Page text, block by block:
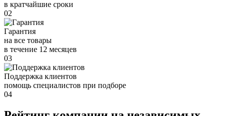
в кратчайшие сроки
02
Гарантия
на все товары
в течение 12 месяцев
03
Поддержка клиентов
помощь специалистов при подборе
04